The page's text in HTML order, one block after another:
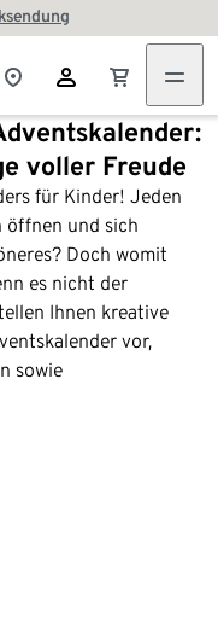
voller Freude
für Kinder! Jeden
öffnen und sich
Doch womit
es nicht der
Ihnen kreative
vor,
sowie